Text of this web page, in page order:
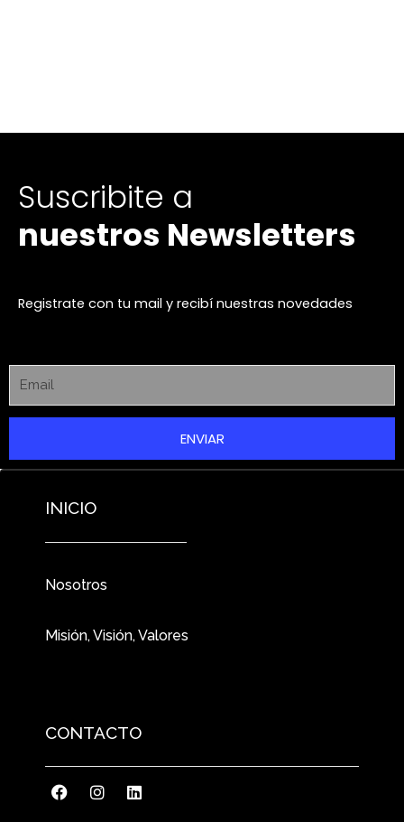
Suscribite a
nuestros Newsletters
Registrate con tu mail y recibí nuestras novedades
ENVIAR
INICIO
Nosotros
Misión, Visión, Valores
CONTACTO